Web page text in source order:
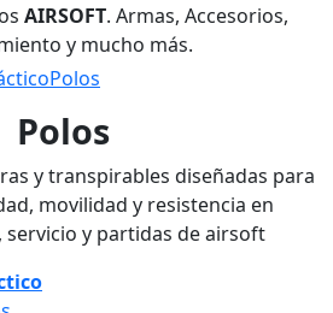
AIRSOFT. Armas, Accesorios,
y mucho más.
Polos
Polos
y transpirables diseñadas para
movilidad y resistencia en
y partidas de airsoft